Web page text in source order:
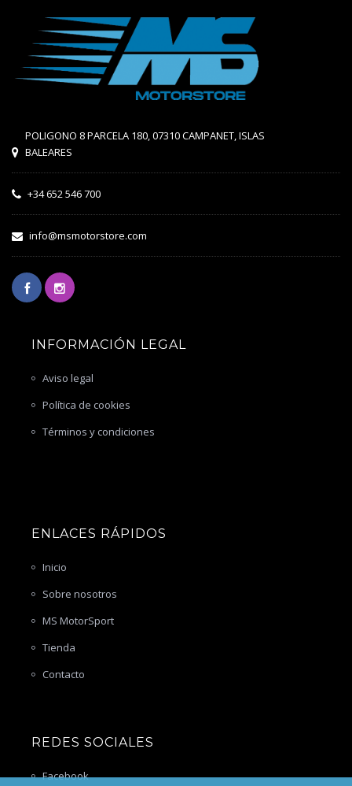
POLIGONO 8 PARCELA 180, 07310 CAMPANET, ISLAS
BALEARES
+34 652 546 700
info@msmotorstore.com
INFORMACIÓN LEGAL
Aviso legal
Política de cookies
Términos y condiciones
ENLACES RÁPIDOS
Inicio
Sobre nosotros
MS MotorSport
Tienda
Contacto
REDES SOCIALES
Facebook